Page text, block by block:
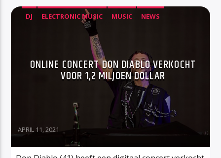
DJ ELECTRONIC MUSIC MUSIC NEWS
ONLINE CONCERT DON DIABLO VERKOCHT
VOOR 1,2 MILJOEN DOLLAR
APRIL 11, 2021